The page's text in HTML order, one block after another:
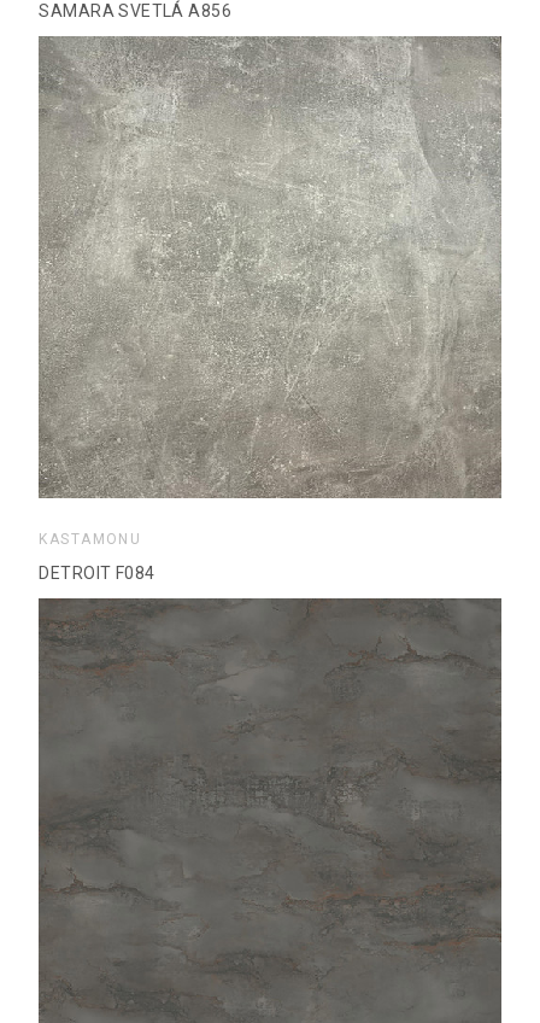
SAMARA SVETLÁ A856
KASTAMONU
DETROIT F084